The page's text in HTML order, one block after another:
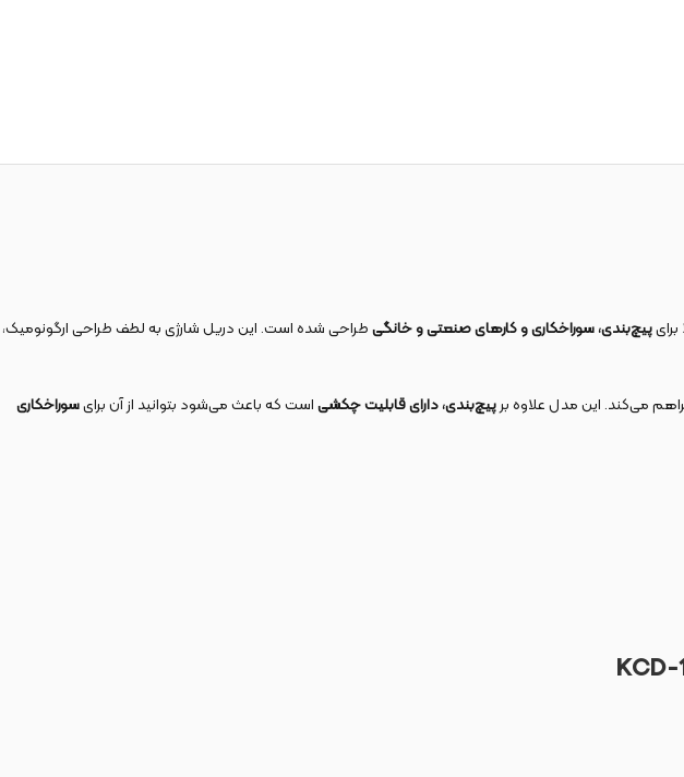
پیچ‌بندی، سوراخکاری و کارهای صنعتی و خانگیطراحی شده است. این دریل شارژی به لطف طراحی ارگونومیک،
می‌کند. این مدل علاوه برپیچ‌بندی، دارای قابلیت چکشیاست که باعث می‌شود بتوانید از آن برایسوراخکاری
KCD-